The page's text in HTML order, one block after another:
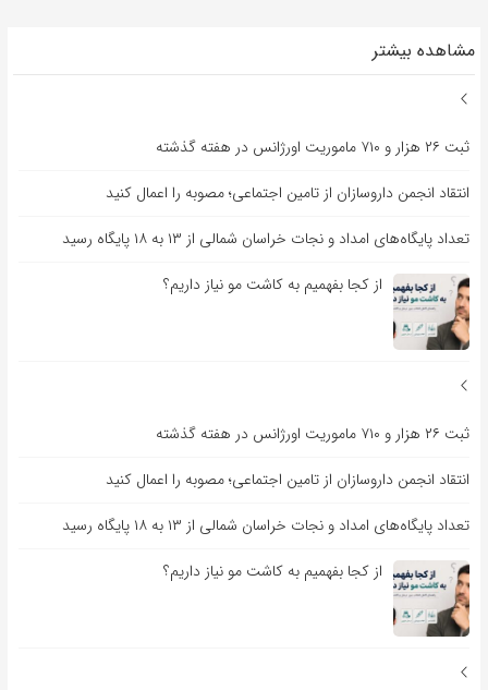
مشاهده بیشتر
ثبت ۲۶ هزار و ۷۱۰ ماموریت اورژانس در هفته گذشته
انتقاد انجمن داروسازان از تامین اجتماعی؛ مصوبه را اعمال کنید
تعداد پایگاه‌های امداد و نجات خراسان شمالی از ۱۳ به ۱۸ پایگاه رسید
از کجا بفهمیم به کاشت مو نیاز داریم؟
ثبت ۲۶ هزار و ۷۱۰ ماموریت اورژانس در هفته گذشته
انتقاد انجمن داروسازان از تامین اجتماعی؛ مصوبه را اعمال کنید
تعداد پایگاه‌های امداد و نجات خراسان شمالی از ۱۳ به ۱۸ پایگاه رسید
از کجا بفهمیم به کاشت مو نیاز داریم؟